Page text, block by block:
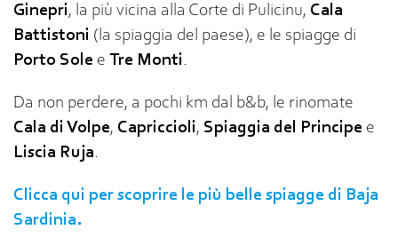
Ginepri, la più vicina alla Corte di Pulicinu, Cala
Battistoni (la spiaggia del paese), e le spiagge di
Porto Sole e Tre Monti.
Da non perdere, a pochi km dal b&b, le rinomate
Cala di Volpe, Capriccioli, Spiaggia del Principe e
Liscia Ruja.
Clicca qui per scoprire le più belle spiagge di Baja
Sardinia.